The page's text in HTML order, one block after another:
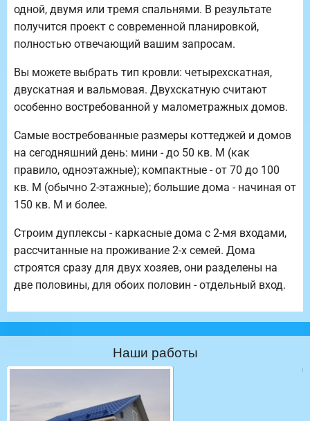
одной, двумя или тремя спальнями. В результате
получится проект с современной планировкой,
полностью отвечающий вашим запросам.
Вы можете выбрать тип кровли: четырехскатная,
двускатная и вальмовая. Двухскатную считают
особенно востребованной у малометражных домов.
Самые востребованные размеры коттеджей и домов
на сегодняшний день: мини - до 50 кв. М (как
правило, одноэтажные); компактные - от 70 до 100
кв. М (обычно 2-этажные); большие дома - начиная от
150 кв. М и более.
Строим дуплексы - каркасные дома с 2-мя входами,
рассчитанные на проживание 2-х семей. Дома
строятся сразу для двух хозяев, они разделены на
две половины, для обоих половин - отдельный вход.
Наши работы